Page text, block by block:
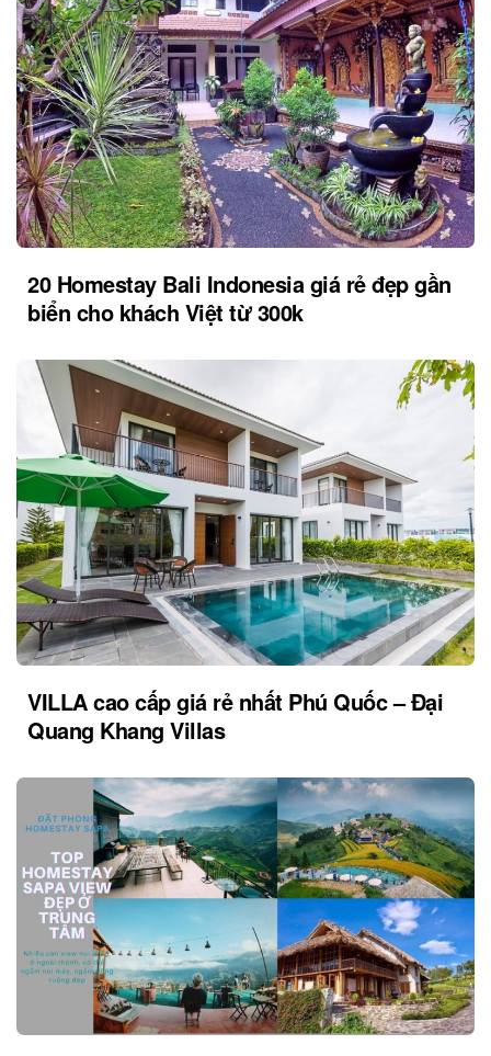
20 Homestay Bali Indonesia giá rẻ đẹp gần
biển cho khách Việt từ 300k
VILLA cao cấp giá rẻ nhất Phú Quốc – Đại
Quang Khang Villas